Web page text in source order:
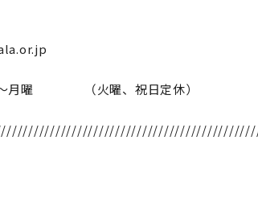
～月曜 （火曜、祝日定休）